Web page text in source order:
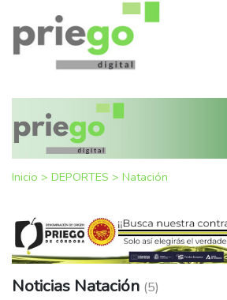
Inicio > DEPORTES > Natación
Noticias Natación (5)